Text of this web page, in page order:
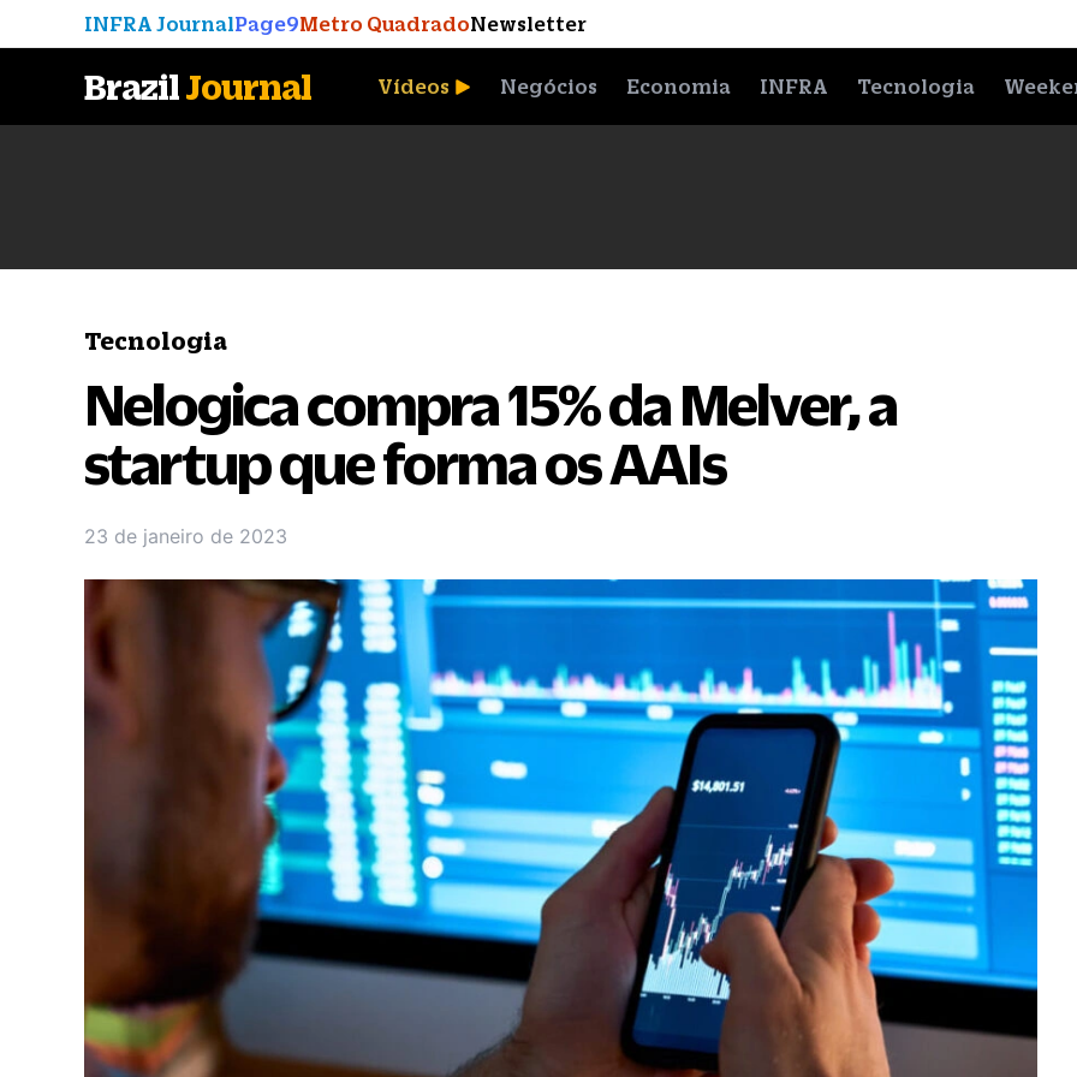
INFRA JournalPage9Metro QuadradoNewsletter
BrazilJournal Vídeos Negócios Economia INFRA Tecnologia
Tecnologia
Nelogica compra 15% da Melver, a
startup que forma os AAIs
23 de janeiro de 2023